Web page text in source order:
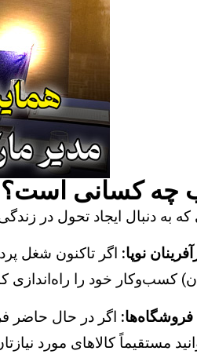
چه کسانی است؟
که به دنبال ایجاد تحول در
نوپا: اگر تاکنون شغل
اگر در حال حاضر
مستقیماً کالاهای مورد